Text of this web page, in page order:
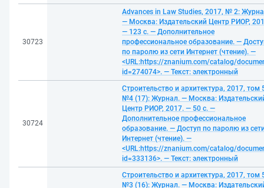
30723
Advances in Law Studies, 2017, № 2:
— Москва: Издательский Центр РИОР,
— 123 с. — Дополнительное
профессиональное образование. —
по паролю из сети Интернет (чтение). —
<URL:https://znanium.com/catalog/
id=274074>. — Текст: электронный
30724
Строительство и архитектура, 2017, том
№4 (17): Журнал. — Москва:
Центр РИОР, 2017. — 50 с. —
Дополнительное профессиональное
образование. — Доступ по паролю из
Интернет (чтение). —
<URL:https://znanium.com/catalog/
id=333136>. — Текст: электронный
Строительство и архитектура, 2017, том
№3 (16): Журнал. — Москва: